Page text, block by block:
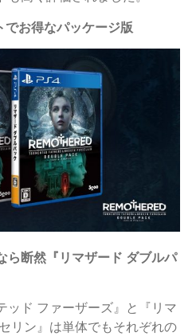
でお得なパッケージ版
ら断然『リマザード ダブルパ
ッド ファーザーズ』と『リマ
リン』は単体でもそれぞれの